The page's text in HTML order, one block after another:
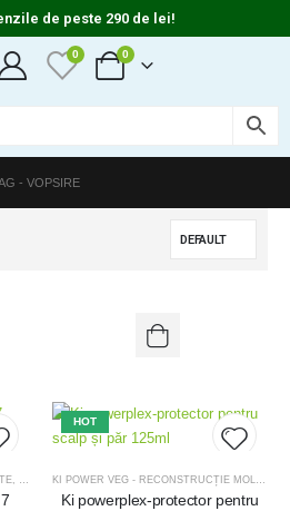
de peste 290 de lei!
0 0
- VOPSIRE
, OFERTE KIT-URI TRATAMENT
HOT
KI POWER VEG - RECONSTRUCȚIE MOLECULARĂ
Ki powerplex-protector pentru